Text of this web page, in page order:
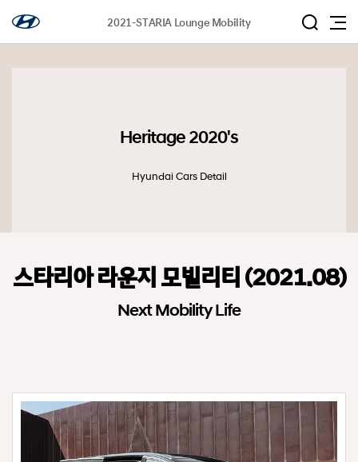
2021-STARIA Lounge Mobility
Heritage 2020's
Hyundai Cars Detail
스타리아 라운지 모빌리티 (2021.08)
Next Mobility Life